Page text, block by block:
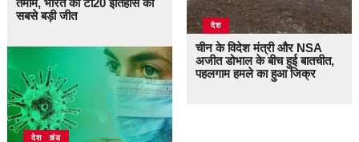
तमाम, भारत की टी20 इतिहास की
सबसे बड़ी जीत
उत्तराखंड
देश
देश
चीन के विदेश मंत्री और NSA
अजीत डोभाल के बीच हुई बातचीत,
पहलगाम हमले का हुआ जिक्र